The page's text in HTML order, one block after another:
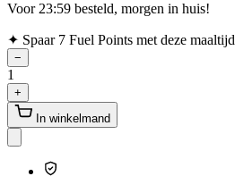
Voor 23:59 besteld, morgen in huis!
✦ Spaar 7 Fuel Points met deze maaltijd
−
1
+
In winkelmand